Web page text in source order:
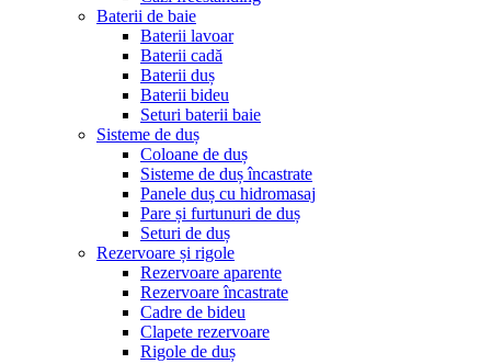
Baterii de baie
Baterii lavoar
Baterii cadă
Baterii duș
Baterii bideu
Seturi baterii baie
Sisteme de duș
Coloane de duș
Sisteme de duș încastrate
Panele duș cu hidromasaj
Pare și furtunuri de duș
Seturi de duș
Rezervoare și rigole
Rezervoare aparente
Rezervoare încastrate
Cadre de bideu
Clapete rezervoare
Rigole de duș